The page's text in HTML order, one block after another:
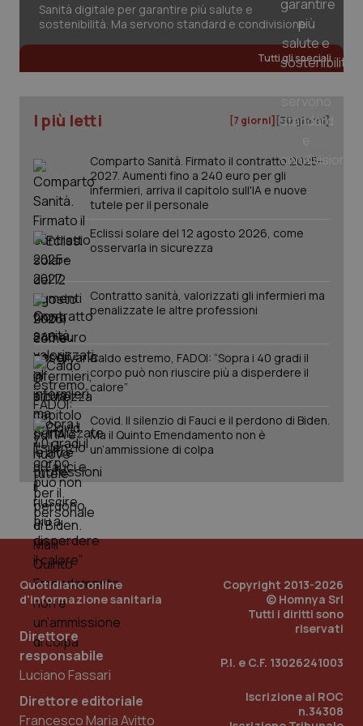
Sanità digitale per garantire più salute e
sostenibilità. Ma servono standard e condivisione
Tutti gli speciali
I più letti [7 giorni] [30 giorni]
Comparto Sanità. Firmato il contratto 2025-
2027. Aumenti fino a 240 euro per gli
infermieri, arriva il capitolo sull'IA e nuove
tutele per il personale
Eclissi solare del 12 agosto 2026, come
osservarla in sicurezza
Contratto sanità, valorizzati gli infermieri ma
penalizzate le altre professioni
Caldo estremo, FADOI: “Sopra i 40 gradi il
corpo può non riuscire più a disperdere il
calore”
Covid. Il silenzio di Fauci e il perdono di Biden.
Ma il Quinto Emendamento non è
un’ammissione di colpa
Quotidiano online
d'informazione sanitaria
Direttore
responsabile
Luciano Fassari
Direttore editoriale
Francesco Maria Avitto
Copyright 2013-2026
© Homnya Srl
Tutti i diritti sono
riservati
P.I. e C.F. 13026241003
Iscrizione al ROC
n.34308
CookieScript
www.quotidianosanita.it
5
tracking-sites-ironfish-
session-id
_ga
Google LLC